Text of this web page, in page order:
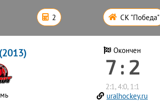
2 СК "Победа"
Окончен
7 : 2
2:1, 4:0, 1:1
uralhockey.ru